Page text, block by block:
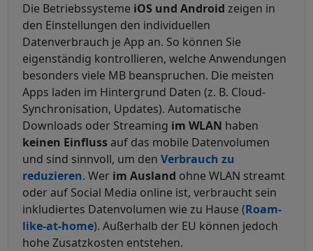
Die Betriebssysteme iOS und Android zeigen in
den Einstellungen den individuellen
Datenverbrauch je App an. So können Sie
eigenständig kontrollieren, welche Anwendungen
besonders viele MB beanspruchen. Die meisten
Apps laden im Hintergrund Daten (z. B. Cloud-
Synchronisation, Updates). Automatische
Downloads oder Streaming im WLAN haben
keinen Einfluss auf das mobile Datenvolumen
und sind sinnvoll, um den Verbrauch zu
reduzieren. Wer im Ausland ohne WLAN streamt
oder auf Social Media online ist, verbraucht sein
inkludiertes Datenvolumen wie zu Hause (Roam-
like-at-home). Außerhalb der EU können jedoch
hohe Zusatzkosten entstehen.